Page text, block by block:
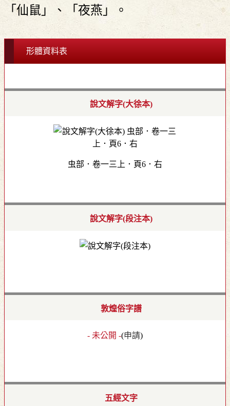
「仙鼠」、「夜燕」。
形體資料表
說文解字(大徐本)
虫部．卷一三上．頁6．右
說文解字(段注本)
敦煌俗字譜
- 未公開 -(申請)
五經文字